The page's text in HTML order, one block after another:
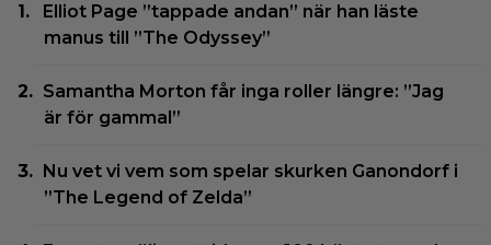
Elliot Page ”tappade andan” när han läste
manus till ”The Odyssey”
Samantha Morton får inga roller längre: ”Jag
är för gammal”
Nu vet vi vem som spelar skurken Ganondorf i
”The Legend of Zelda”